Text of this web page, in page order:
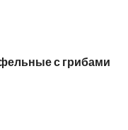
с грибами